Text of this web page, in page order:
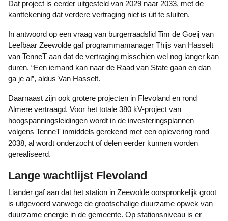
Dat project is eerder uitgesteld van 2029 naar 2033, met de
kanttekening dat verdere vertraging niet is uit te sluiten.
In antwoord op een vraag van burgerraadslid Tim de Goeij van
Leefbaar Zeewolde gaf programmamanager Thijs van Hasselt
van TenneT aan dat de vertraging misschien wel nog langer kan
duren. “Een iemand kan naar de Raad van State gaan en dan
ga je al”, aldus Van Hasselt.
Daarnaast zijn ook grotere projecten in Flevoland en rond
Almere vertraagd. Voor het totale 380 kV-project van
hoogspanningsleidingen wordt in de investeringsplannen
volgens TenneT inmiddels gerekend met een oplevering rond
2038, al wordt onderzocht of delen eerder kunnen worden
gerealiseerd.
Lange wachtlijst Flevoland
Liander gaf aan dat het station in Zeewolde oorspronkelijk groot
is uitgevoerd vanwege de grootschalige duurzame opwek van
duurzame energie in de gemeente. Op stationsniveau is er